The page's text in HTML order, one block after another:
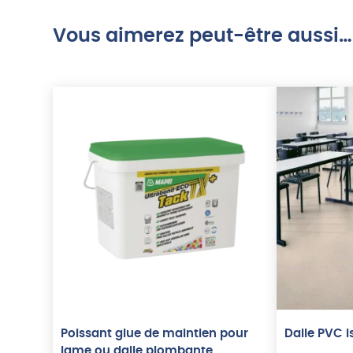
Vous aimerez peut-être aussi…
Poissant glue de maintien pour
Dalle PVC